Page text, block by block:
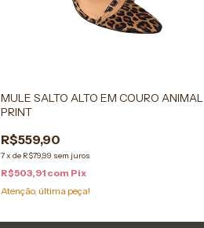
MULE SALTO ALTO EM COURO ANIMAL
PRINT
R$559,90
7x de R$79,99 sem juros
R$503,91 com Pix
Atenção, última peça!